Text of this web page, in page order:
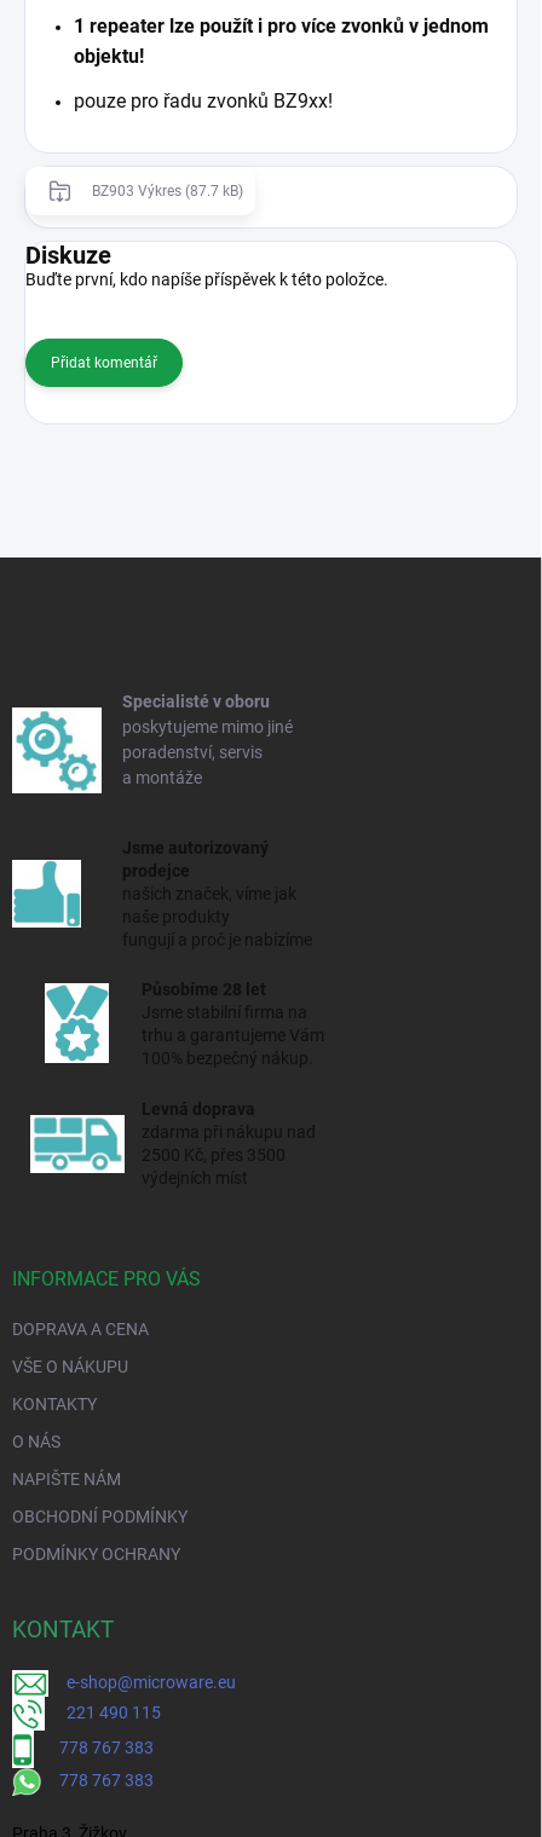
1 repeater lze použít i pro více zvonků v jednom
objektu!
pouze pro řadu zvonků BZ9xx!
BZ903 Výkres (87.7 kB)
Diskuze
Buďte první, kdo napíše příspěvek k této položce.
Přidat komentář
Specialisté v oboru
poskytujeme mimo jiné
poradenství, servis
a montáže
Jsme autorizovaný
prodejce
našich značek, víme jak
naše produkty
fungují a proč je nabízíme
Působíme 28 let
Jsme stabilní firma na
trhu a garantujeme Vám
100% bezpečný nákup.
Levná doprava
zdarma při nákupu nad
2500 Kč, přes 3500
výdejních míst
INFORMACE PRO VÁS
DOPRAVA A CENA
VŠE O NÁKUPU
KONTAKTY
O NÁS
NAPIŠTE NÁM
OBCHODNÍ PODMÍNKY
PODMÍNKY OCHRANY
KONTAKT
e-shop@microware.eu
221 490 115
778 767 383
778 767 383
Praha 3, Žižkov,